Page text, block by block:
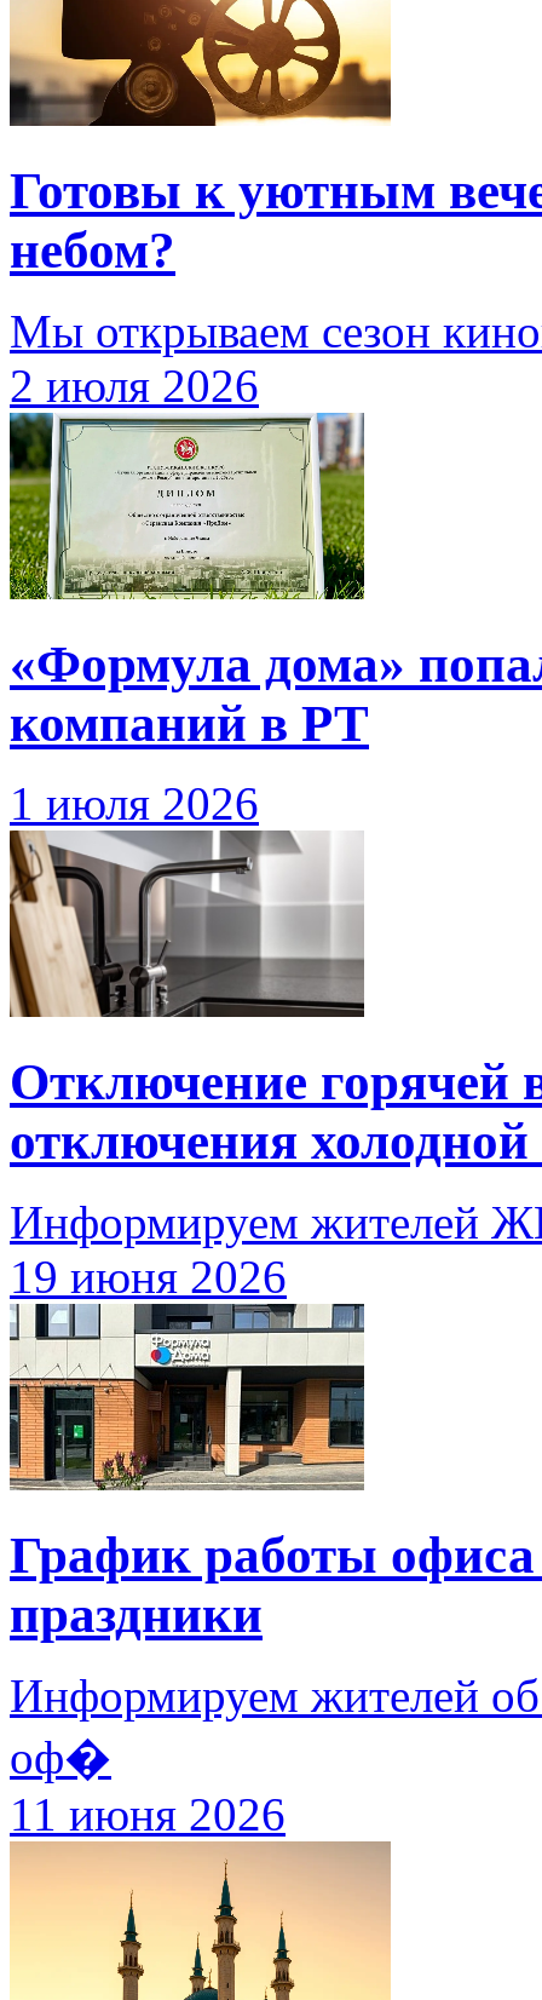
Готовы к уютным
небом?
Мы открываем сезон
2 июля 2026
«Формула дома»
компаний в РТ
1 июля 2026
Отключение горячей
отключения
Информируем жителей
19 июня 2026
График работы
праздники
Информируем жителей
оф�
11 июня 2026